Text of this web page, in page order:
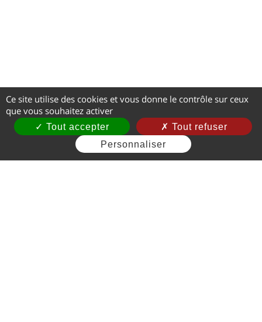
Ce site utilise des cookies et vous donne le contrôle sur ceux
que vous souhaitez activer
Tout accepter
Tout refuser
Personnaliser